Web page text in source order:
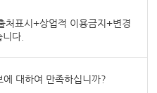
처표시+상업적 이용금지+변경
다.
대하여 만족하십니까?